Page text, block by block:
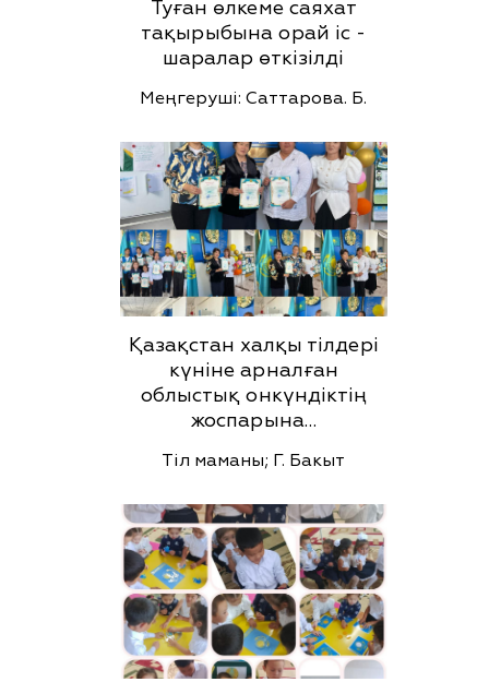
Туған өлкеме саяхат
тақырыбына орай іс -
шаралар өткізілді
Меңгеруші: Саттарова. Б.
Қазақстан халқы тілдері
күніне арналған
облыстық онкүндіктің
жоспарына…
Тіл маманы; Г. Бакыт